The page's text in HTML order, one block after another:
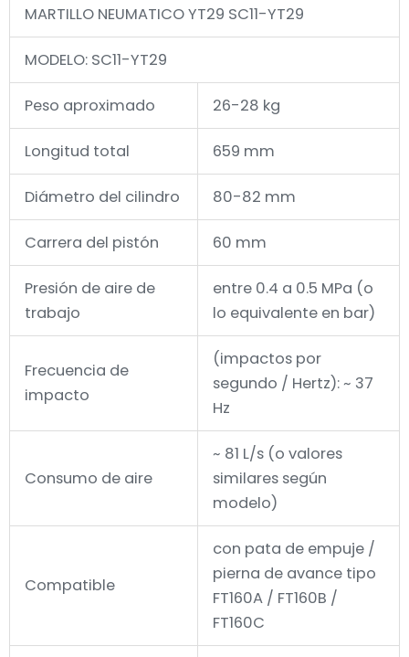
MARTILLO NEUMATICO YT29 SC11-YT29
MODELO: SC11-YT29
Peso aproximado 26-28 kg
Longitud total 659 mm
Diámetro del cilindro 80-82 mm
Carrera del pistón 60 mm
Presión de aire de
trabajo
entre 0.4 a 0.5 MPa (o
lo equivalente en bar)
Frecuencia de
impacto
(impactos por
segundo / Hertz): ~ 37
Hz
Consumo de aire
~ 81 L/s (o valores
similares según
modelo)
Compatible
con pata de empuje /
pierna de avance tipo
FT160A / FT160B /
FT160C